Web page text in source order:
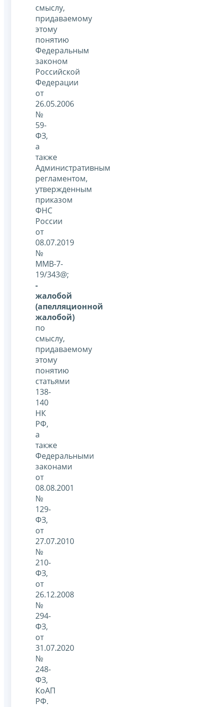
смыслу,
придаваемому
этому
понятию
Федеральным
законом
Российской
Федерации
от
26.05.2006
№
59-
ФЗ,
а
также
Административным
регламентом,
утвержденным
приказом
ФНС
России
от
08.07.2019
№
ММВ-7-
19/343@;
-
жалобой
(апелляционной
жалобой)
по
смыслу,
придаваемому
этому
понятию
статьями
138-
140
НК
РФ,
а
также
Федеральными
законами
от
08.08.2001
№
129-
ФЗ,
от
27.07.2010
№
210-
ФЗ,
от
26.12.2008
№
294-
ФЗ,
от
31.07.2020
№
248-
ФЗ,
КоАП
РФ.